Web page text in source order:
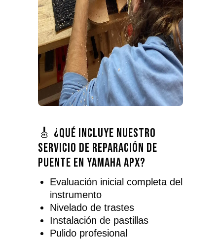
🎸 ¿Qué incluye nuestro
servicio de reparación de
puente en Yamaha APX?
Evaluación inicial completa del
instrumento
Nivelado de trastes
Instalación de pastillas
Pulido profesional